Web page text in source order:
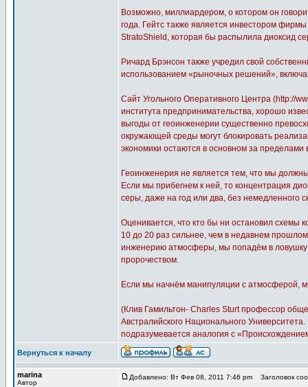
Возможно, миллиардером, о котором он
года. Гейтс также является инвестором
StratoShield, которая бы распылила диоксид
Ричард Брэнсон также учредил свой
использованием «рыночных решений»,
Сайт Угольного Оперативного Центра (http://
института предпринимательства, хорошо
выгоды от геоинженерии существенно
окружающей среды могут блокировать
экономики остаются в основном за
Геоинженерия не является тем, что мы
Если мы прибегнем к ней, то концентрация
серы, даже на год или два, без немедленного
Оценивается, что кто бы ни остановил схемы
10 до 20 раз сильнее, чем в недавнем
инженерию атмосферы, мы попадём в ловушку
пророчеством.
Если мы начнём манипуляции с атмосферой,
(Клив Гамильтон- Charles Sturt профессор
Австралийского Национального
подразумевается аналогия с
Вернуться к началу
marina
Автор
Добавлено: Вт Фев 08, 2011 7:46 pm Заголовок